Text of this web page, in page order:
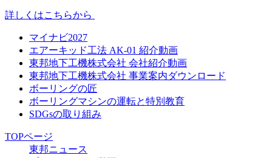
詳しくはこちらから
マイナビ2027
エアーキッド工法 AK-01 紹介動画
東邦地下工機株式会社 会社紹介動画
東邦地下工機株式会社 事業案内ダウンロード
ボーリングの匠
ボーリングマシンの運転と特別教育
SDGsの取り組み
TOPページ
東邦ニュース